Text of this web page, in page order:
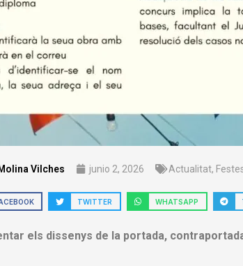
Vilches junio 2, 2026 Actualitat,
TWITTER WHATSAPP
els dissenys de la portada,